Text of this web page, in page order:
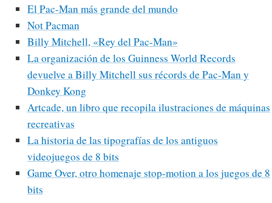
El Pac-Man más grande del mundo
Not Pacman
Billy Mitchell, «Rey del Pac-Man»
La organización de los Guinness World Records
devuelve a Billy Mitchell sus récords de Pac-Man y
Donkey Kong
Artcade, un libro que recopila ilustraciones de máquinas
recreativas
La historia de las tipografías de los antiguos
videojuegos de 8 bits
Game Over, otro homenaje stop-motion a los juegos de 8
bits